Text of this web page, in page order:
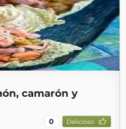
camarón y
0 Delicioso